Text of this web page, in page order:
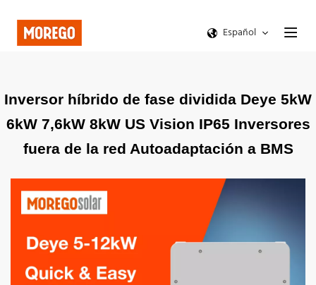
Español
Inversor híbrido de fase dividida Deye 5kW
6kW 7,6kW 8kW US Vision IP65 Inversores
fuera de la red Autoadaptación a BMS